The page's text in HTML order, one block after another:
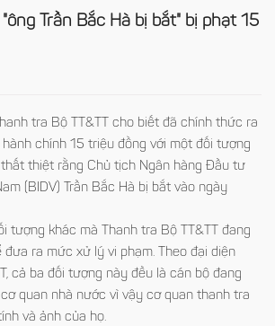
Trần Bắc Hà bị bắt" bị phạt 15
tra Bộ TT&TT cho biết đã chính thức ra
chính 15 triệu đồng với một đối tượng
thiệt rằng Chủ tịch Ngân hàng Đầu tư
(BIDV) Trần Bắc Hà bị bắt vào ngày
tượng khác mà Thanh tra Bộ TT&TT đang
ra mức xử lý vi phạm. Theo đại diện
cả ba đối tượng này đều là cán bộ đang
quan nhà nước vì vậy cơ quan thanh tra
và ảnh của họ.